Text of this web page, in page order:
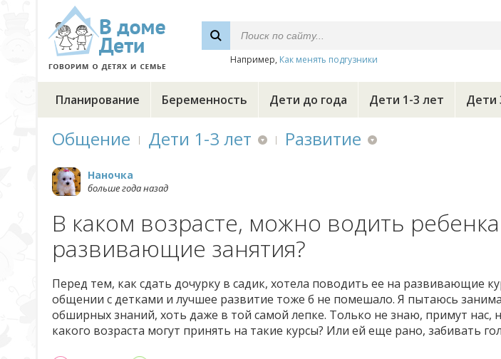
Например, Как менять подгузники
Планирование Беременность Дети до года Дети 1-3 лет Дети
Общение Дети 1-3 лет Развитие
Наночка
больше года назад
В каком возрасте, можно водить
развивающие занятия?
Перед тем, как сдать дочурку в садик, хотела поводить ее на развивающие
общении с детками и лучшее развитие тоже б не помешало. Я пытаюсь
обширных знаний, хоть даже в той самой лепке. Только не знаю, примут нас,
какого возраста могут принять на такие курсы? Или ей еще рано, забивать